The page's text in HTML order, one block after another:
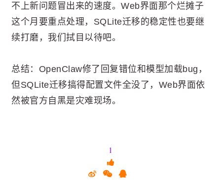
不上新问题冒出来的速度。Web界面那个烂摊子
这个月要重点处理，SQLite迁移的稳定性也要继
续打磨，我们拭目以待吧。
总结：OpenClaw修了回复错位和模型加载bug，
但SQLite迁移搞得配置文件全没了，Web界面依
然被官方自黑是灾难现场。
1